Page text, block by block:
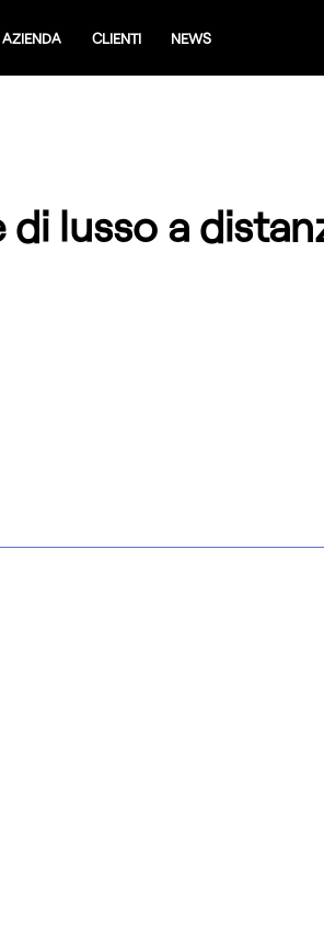
AZIENDA CLIENTI NEWS
lusso a